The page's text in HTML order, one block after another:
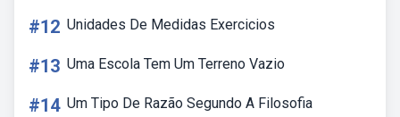
#12 Unidades De Medidas Exercicios
#13 Uma Escola Tem Um Terreno Vazio
#14 Um Tipo De Razão Segundo A Filosofia